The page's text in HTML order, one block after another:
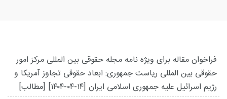
فراخوان مقاله برای ویژه نامه مجله حقوقی بین المللی مرکز امور
حقوقی بین المللی ریاست جمهوری: ابعاد حقوقی تجاوز آمریکا و
رژیم اسرائیل علیه جمهوری اسلامی ایران [۱۴۰۴-۰۴-۱۴] [مطالب]